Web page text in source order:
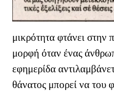
μικρότητα φτάνει στην
μορφή όταν ένας
εφημερίδα
θάνατος μπορεί να του